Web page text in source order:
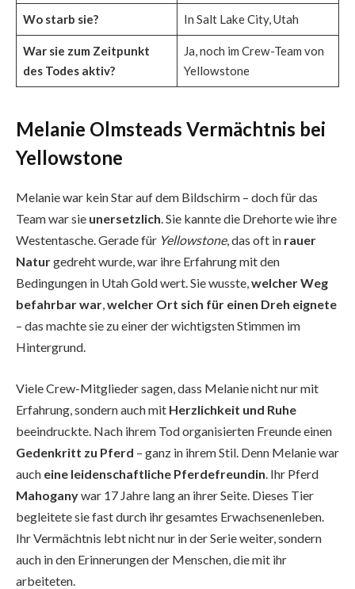
Wo starb sie? In Salt Lake City, Utah
War sie zum Zeitpunkt
des Todes aktiv?
Ja, noch im Crew-Team von
Yellowstone
Melanie Olmsteads Vermächtnis bei
Yellowstone
Melanie war kein Star auf dem Bildschirm – doch für das
Team war sie unersetzlich. Sie kannte die Drehorte wie ihre
Westentasche. Gerade für Yellowstone, das oft in rauer
Naturgedreht wurde, war ihre Erfahrung mit den
Bedingungen in Utah Gold wert. Sie wusste,welcher Weg
befahrbar war,welcher Ort sich für einen Dreh eignete
– das machte sie zu einer der wichtigsten Stimmen im
Hintergrund.
Viele Crew-Mitglieder sagen, dass Melanie nicht nur mit
Erfahrung, sondern auch mit Herzlichkeit und Ruhe
beeindruckte. Nach ihrem Tod organisierten Freunde einen
Gedenkritt zu Pferd – ganz in ihrem Stil. Denn Melanie war
auch eine leidenschaftliche Pferdefreundin . Ihr Pferd
Mahoganywar 17 Jahre lang an ihrer Seite. Dieses Tier
begleitete sie fast durch ihr gesamtes Erwachsenenleben.
Ihr Vermächtnis lebt nicht nur in der Serie weiter, sondern
auch in den Erinnerungen der Menschen, die mit ihr
arbeiteten.